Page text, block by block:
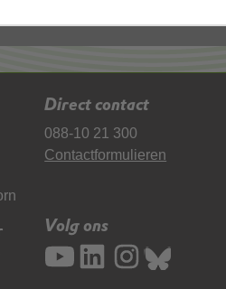
Direct contact
088-10 21 300
Contactformulieren
Volg ons